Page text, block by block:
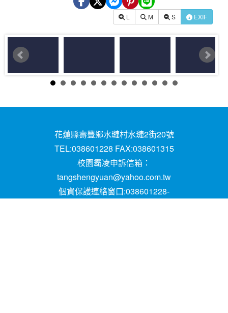
L M S EXIF
花蓮縣壽豐鄉水璉村水璉2街20號
TEL:038601228 FAX:038601315
校園霸凌申訴信箱：
tangshengyuan@yahoo.com.tw
個資保護連絡窗口:038601228-